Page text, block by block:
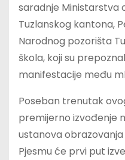
saradnje Ministarstva
Tuzlanskog kantona,
Narodnog pozorišta
škola, koji su
manifestacije među
Poseban trenutak
premijerno izvođenje
ustanova
Pjesmu će prvi put